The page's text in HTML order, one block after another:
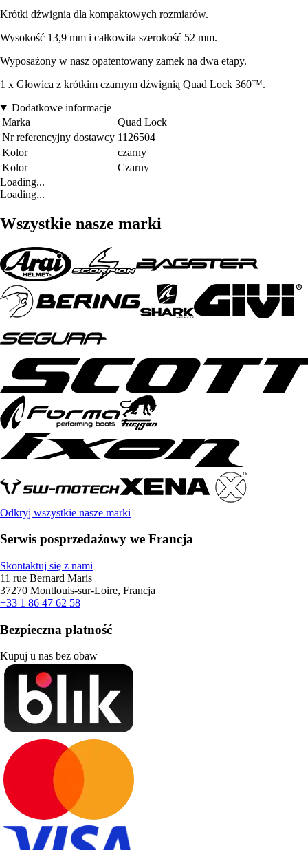
Krótki dźwignia dla kompaktowych rozmiarów.
Wysokość 13,9 mm i całkowita szerokość 52 mm.
Wyposażony w nasz opatentowany zamek na dwa etapy.
1 x Głowica z krótkim czarnym dźwignią Quad Lock 360™.
Dodatkowe informacje
Marka
Quad Lock
Nr referencyjny dostawcy 1126504
Kolor
czarny
Kolor
Czarny
Loading...
Loading...
Wszystkie nasze marki
Odkryj wszystkie nasze marki
Serwis posprzedażowy we Francja
Skontaktuj się z nami
11 rue Bernard Maris
37270 Montlouis-sur-Loire, Francja
+33 1 86 47 62 58
Bezpieczna płatność
Kupuj u nas bez obaw